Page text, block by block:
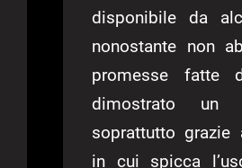
disponibile da
nonostante non
promesse fatte
dimostrato un
soprattutto grazie
in cui spicca